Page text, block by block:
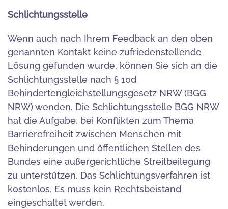
Schlichtungsstelle
Wenn auch nach Ihrem Feedback an den oben
genannten Kontakt keine zufriedenstellende
Lösung gefunden wurde, können Sie sich an die
Schlichtungsstelle nach § 10d
Behindertengleichstellungsgesetz NRW (BGG
NRW) wenden. Die Schlichtungsstelle BGG NRW
hat die Aufgabe, bei Konflikten zum Thema
Barrierefreiheit zwischen Menschen mit
Behinderungen und öffentlichen Stellen des
Bundes eine außergerichtliche Streitbeilegung
zu unterstützen. Das Schlichtungsverfahren ist
kostenlos. Es muss kein Rechtsbeistand
eingeschaltet werden.